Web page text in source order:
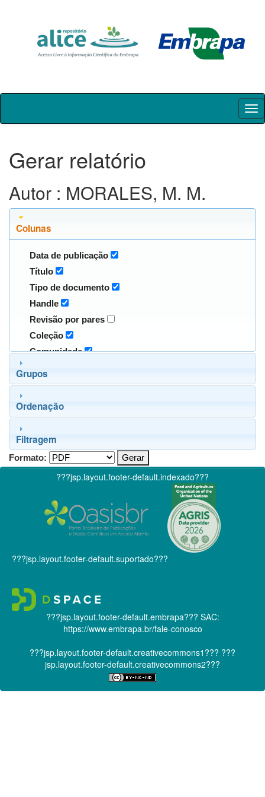
Skip
Gerar relatório
Autor : MORALES, M. M.
Colunas
Data de publicação
Título
Tipo de documento
Handle
Revisão por pares
Coleção
Comunidade
Grupos
Ordenação
Filtragem
Formato:
???jsp.layout.footer-default.indexado???
???jsp.layout.footer-default.suportado???
???jsp.layout.footer-default.embrapa??? SAC:
https://www.embrapa.br/fale-conosco
???jsp.layout.footer-default.creativecommons1??? ???
jsp.layout.footer-default.creativecommons2???